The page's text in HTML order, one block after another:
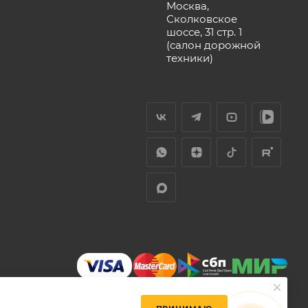
Москва,
Сколковское
шоссе, 31 стр. 1
(салон дорожной
техники)